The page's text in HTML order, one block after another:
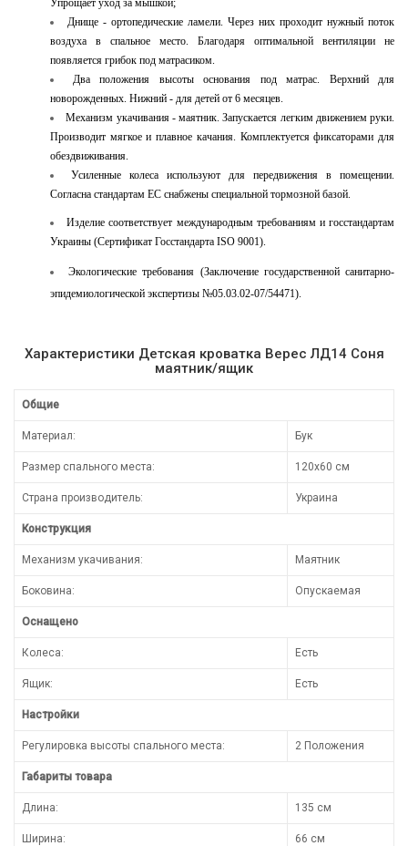
Упрощает уход за мышкой;
Днище - ортопедические ламели. Через них проходит нужный поток
воздуха в спальное место. Благодаря оптимальной вентиляции не
появляется грибок под матрасиком.
Два положения высоты основания под матрас. Верхний для
новорожденных. Нижний - для детей от 6 месяцев.
Механизм укачивания - маятник. Запускается легким движением руки.
Производит мягкое и плавное качания. Комплектуется фиксаторами для
обездвиживания.
Усиленные колеса используют для передвижения в помещении.
Согласна стандартам ЕС снабжены специальной тормозной базой.
Изделие соответствует международным требованиям и госстандартам
Украины (Сертификат Госстандарта ISO 9001).
Экологические требования (Заключение государственной санитарно-
эпидемиологической экспертизы №05.03.02-07/54471).
Характеристики Детская кроватка Верес ЛД14 Соня
маятник/ящик
Общие
Материал: Бук
Размер спального места: 120x60 см
Страна производитель: Украина
Конструкция
Механизм укачивания: Маятник
Боковина: Опускаемая
Оснащено
Колеса: Есть
Ящик: Есть
Настройки
Регулировка высоты спального места: 2 Положения
Габариты товара
Длина: 135 см
Ширина: 66 см